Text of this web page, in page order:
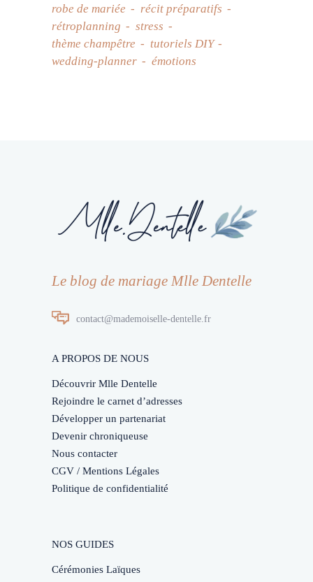
robe de mariée
récit préparatifs
rétroplanning
stress
thème champêtre
tutoriels DIY
wedding-planner
émotions
Le blog de mariage Mlle Dentelle
contact@mademoiselle-dentelle.fr
A PROPOS DE NOUS
Découvrir Mlle Dentelle
Rejoindre le carnet d’adresses
Développer un partenariat
Devenir chroniqueuse
Nous contacter
CGV / Mentions Légales
Politique de confidentialité
NOS GUIDES
Cérémonies Laïques